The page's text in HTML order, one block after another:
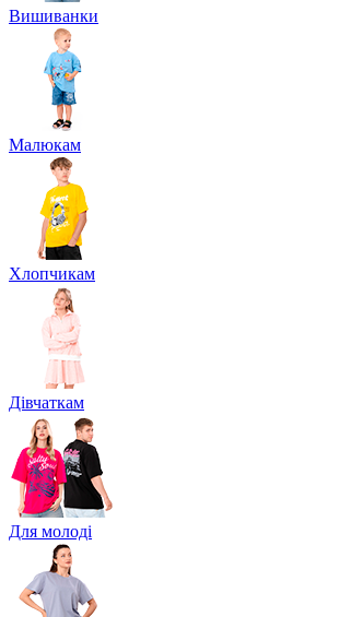
Вишиванки
Малюкам
Хлопчикам
Дівчаткам
Для молоді